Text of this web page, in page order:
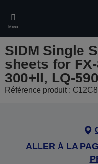
main
content
Menu
SIDM Single
sheets for
300+II, LQ-590
Référence produit :
ALLER À LA